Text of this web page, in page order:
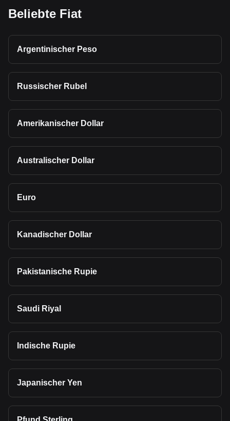
Beliebte Fiat
Argentinischer Peso
Russischer Rubel
Amerikanischer Dollar
Australischer Dollar
Euro
Kanadischer Dollar
Pakistanische Rupie
Saudi Riyal
Indische Rupie
Japanischer Yen